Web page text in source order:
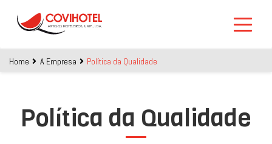
Home A Empresa Política da Qualidade
Política da Qualidade